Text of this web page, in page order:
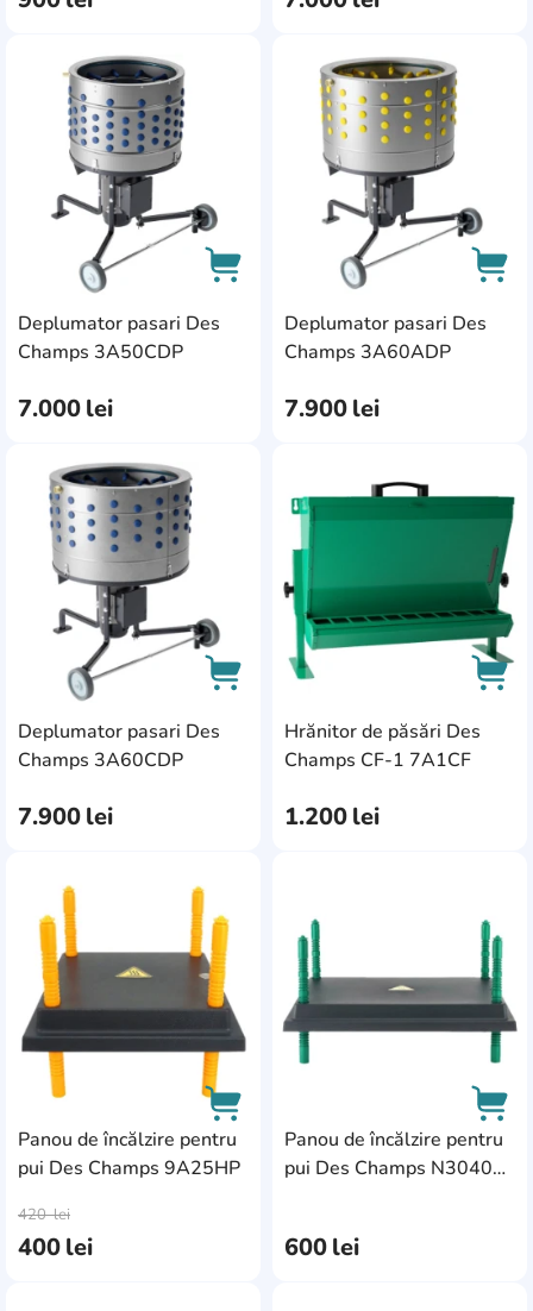
Deplumator pasari Des
Champs 3A50CDP
7.000lei
AddCardToFavourite
AddCardToCart
Deplumator pasari Des
Champs 3A60ADP
7.900lei
Deplumator pasari Des
Champs 3A60CDP
7.900lei
AddCardToFavourite
AddCardToCart
Hrănitor de păsări Des
Champs CF-1 7A1CF
1.200lei
Panou de încălzire pentru
pui Des Champs 9A25HP
400lei
420lei
Panou de încălzire pentru
pui Des Champs N3040
600lei